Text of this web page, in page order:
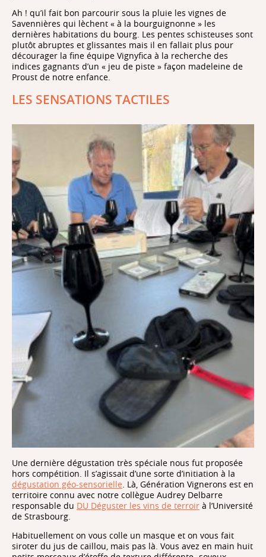
Ah ! qu’il fait bon parcourir sous la pluie les vignes de
Savennières qui lèchent « à la bourguignonne » les
dernières habitations du bourg. Les pentes schisteuses sont
plutôt abruptes et glissantes mais il en fallait plus pour
décourager la fine équipe Vignyfica à la recherche des
indices gagnants d’un « jeu de piste » façon madeleine de
Proust de notre enfance.
LES SENSATIONS TACTILES
Une dernière dégustation très spéciale nous fut proposée
hors compétition. Il s’agissait d’une sorte d’initiation à la
dégustation géo-sensorielle. Là, Génération Vignerons est en
territoire connu avec notre collègue Audrey Delbarre
responsable du DU Déguster les vins de terroir à l’Université
de Strasbourg.
Habituellement on vous colle un masque et on vous fait
siroter du jus de caillou, mais pas là. Vous avez en main huit